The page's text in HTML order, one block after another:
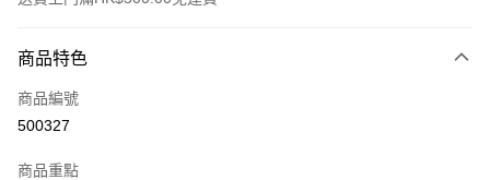
信用卡
AlipayHK
商品特色
商品編號
500327
商品重點